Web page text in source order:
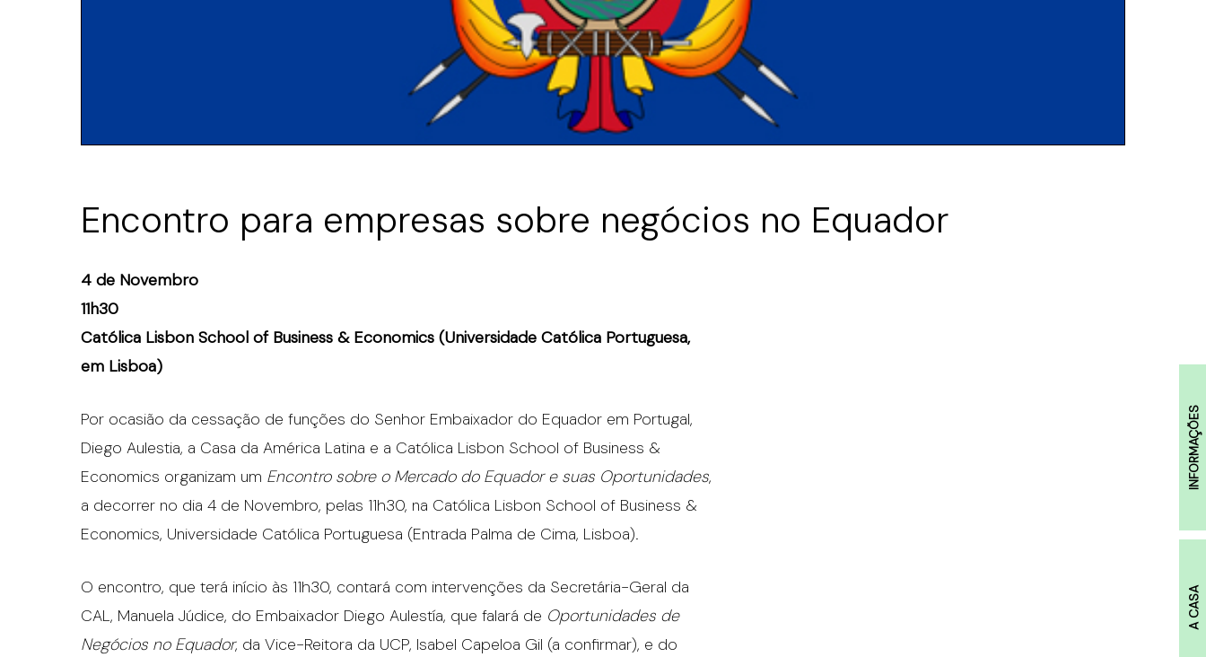
INFORMAÇÕES
A CASA
Encontro para empresas sobre negócios no Equador
4 de Novembro
11h30
Católica Lisbon School of Business & Economics (Universidade Católica Portuguesa,
em Lisboa)
Por ocasião da cessação de funções do Senhor Embaixador do Equador em Portugal,
Diego Aulestia, a Casa da América Latina e a Católica Lisbon School of Business &
Economics organizam um Encontro sobre o Mercado do Equador e suas Oportunidades,
a decorrer no dia 4 de Novembro, pelas 11h30, na Católica Lisbon School of Business &
Economics, Universidade Católica Portuguesa (Entrada Palma de Cima, Lisboa).
O encontro, que terá início às 11h30, contará com intervenções da Secretária-Geral da
CAL, Manuela Júdice, do Embaixador Diego Aulestía, que falará de Oportunidades de
Negócios no Equador, da Vice-Reitora da UCP, Isabel Capeloa Gil (a confirmar), e do